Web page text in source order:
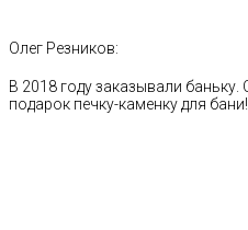
Олег Резников:
В 2018 году заказывали
подарок печку-каменку для бани!